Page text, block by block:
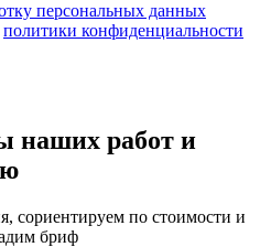
персональных данных
политики конфиденциальности
наших работ и
сориентируем по стоимости и
бриф